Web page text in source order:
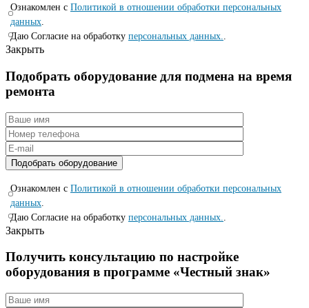
Ознакомлен с Политикой в отношении обработки персональных
данных.
Даю Согласие на обработку персональных данных..
Закрыть
Подобрать оборудование для подмена на время
ремонта
Ознакомлен с Политикой в отношении обработки персональных
данных
Даю Согласие на обработку персональных данных.
Закрыть
Получить консультацию по настройке
оборудования в программе «Честный знак»